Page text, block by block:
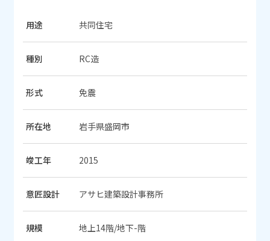
用途 共同住宅
種別 RC造
形式 免震
所在地 岩手県盛岡市
竣工年 2015
意匠設計 アサヒ建築設計事務所
規模 地上14階/地下-階